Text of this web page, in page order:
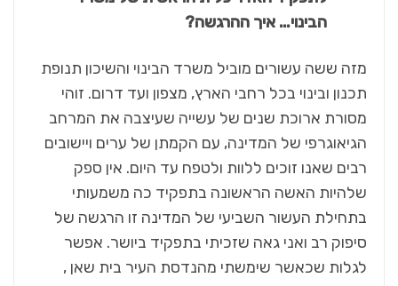
הבינוי… איך ההרגשה?
מזה ששה עשורים מוביל משרד הבינוי והשיכון תנופת
תכנון ובינוי בכל רחבי הארץ, מצפון ועד דרום. זוהי
מסורת ארוכת שנים של עשייה שעיצבה את המרחב
הגיאוגרפי של המדינה, עם הקמתן של ערים ויישובים
רבים שאנו זוכים ללוות ולטפח עד היום. אין ספק
שלהיות האשה הראשונה בתפקיד כה משמעותי
בתחילת העשור השביעי של המדינה זו הרגשה של
סיפוק רב ואני גאה שזכיתי בתפקיד ביושר. אפשר
לגלות שכאשר שימשתי מהנדסת העיר בית שאן ,